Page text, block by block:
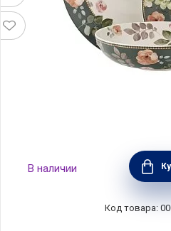
Обеденный набор
цвет зеленый, 12
Maxwell & William,
В наличии
Код товара: